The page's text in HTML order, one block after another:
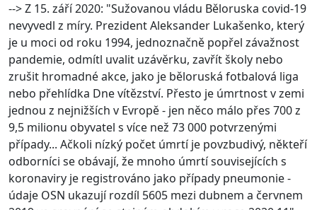
--> Z 15. září 2020: "Sužovanou vládu Běloruska covid-19
nevyvedl z míry. Prezident Aleksander Lukašenko, který
je u moci od roku 1994, jednoznačně popřel závažnost
pandemie, odmítl uvalit uzávěrku, zavřít školy nebo
zrušit hromadné akce, jako je běloruská fotbalová liga
nebo přehlídka Dne vítězství. Přesto je úmrtnost v zemi
jednou z nejnižších v Evropě - jen něco málo přes 700 z
9,5 milionu obyvatel s více než 73 000 potvrzenými
případy... Ačkoli nízký počet úmrtí je povzbudivý, někteří
odborníci se obávají, že mnoho úmrtí souvisejících s
koronaviry je registrováno jako případy pneumonie -
údaje OSN ukazují rozdíl 5605 mezi dubnem a červnem